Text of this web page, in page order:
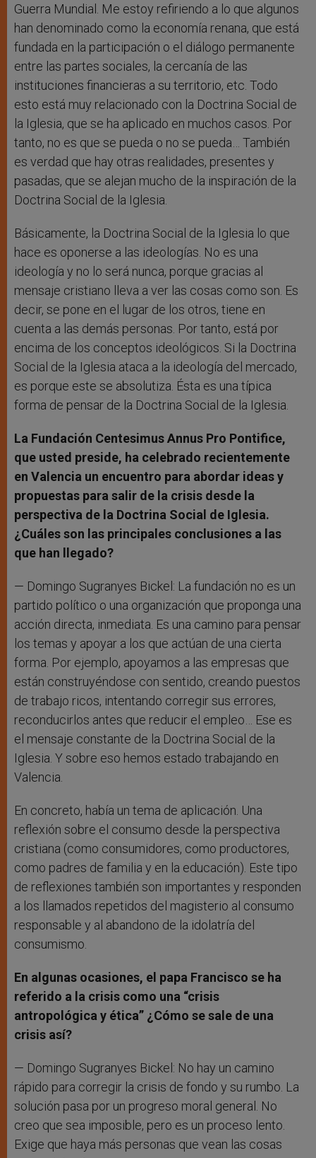
Guerra Mundial. Me estoy refiriendo a lo que algunos
han denominado como la economía renana, que está
fundada en la participación o el diálogo permanente
entre las partes sociales, la cercanía de las
instituciones financieras a su territorio, etc. Todo
esto está muy relacionado con la Doctrina Social de
la Iglesia, que se ha aplicado en muchos casos. Por
tanto, no es que se pueda o no se pueda… También
es verdad que hay otras realidades, presentes y
pasadas, que se alejan mucho de la inspiración de la
Doctrina Social de la Iglesia.
Básicamente, la Doctrina Social de la Iglesia lo que
hace es oponerse a las ideologías. No es una
ideología y no lo será nunca, porque gracias al
mensaje cristiano lleva a ver las cosas como son. Es
decir, se pone en el lugar de los otros, tiene en
cuenta a las demás personas. Por tanto, está por
encima de los conceptos ideológicos. Si la Doctrina
Social de la Iglesia ataca a la ideología del mercado,
es porque este se absolutiza. Ésta es una típica
forma de pensar de la Doctrina Social de la Iglesia.
La Fundación Centesimus Annus Pro Pontifice,
que usted preside, ha celebrado recientemente
en Valencia un encuentro para abordar ideas y
propuestas para salir de la crisis desde la
perspectiva de la Doctrina Social de Iglesia.
¿Cuáles son las principales conclusiones a las
que han llegado?
— Domingo Sugranyes Bickel: La fundación no es un
partido político o una organización que proponga una
acción directa, inmediata. Es una camino para pensar
los temas y apoyar a los que actúan de una cierta
forma. Por ejemplo, apoyamos a las empresas que
están construyéndose con sentido, creando puestos
de trabajo ricos, intentando corregir sus errores,
reconducirlos antes que reducir el empleo… Ese es
el mensaje constante de la Doctrina Social de la
Iglesia. Y sobre eso hemos estado trabajando en
Valencia.
En concreto, había un tema de aplicación. Una
reflexión sobre el consumo desde la perspectiva
cristiana (como consumidores, como productores,
como padres de familia y en la educación). Este tipo
de reflexiones también son importantes y responden
a los llamados repetidos del magisterio al consumo
responsable y al abandono de la idolatría del
consumismo.
En algunas ocasiones, el papa Francisco se ha
referido a la crisis como una “crisis
antropológica y ética” ¿Cómo se sale de una
crisis así?
— Domingo Sugranyes Bickel: No hay un camino
rápido para corregir la crisis de fondo y su rumbo. La
solución pasa por un progreso moral general. No
creo que sea imposible, pero es un proceso lento.
Exige que haya más personas que vean las cosas